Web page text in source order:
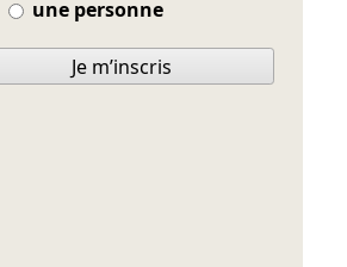
une personne
Je m’inscris